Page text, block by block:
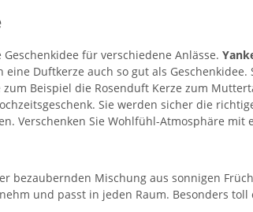
für verschiedene Anlässe.
Duftkerze auch so gut als
Beispiel die Rosenduft Kerze zum
Sie werden sicher die
Verschenken Sie Wohlfühl-Atmosphäre mit
bezaubernden Mischung aus sonnigen
und passt in jeden Raum. Besonders